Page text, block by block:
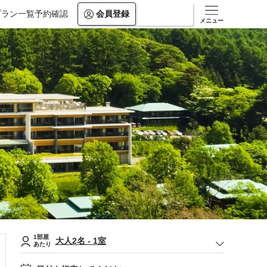
ン一覧予約確認 会員登録
メニュー
1部屋
あたり
大人2名 - 1室